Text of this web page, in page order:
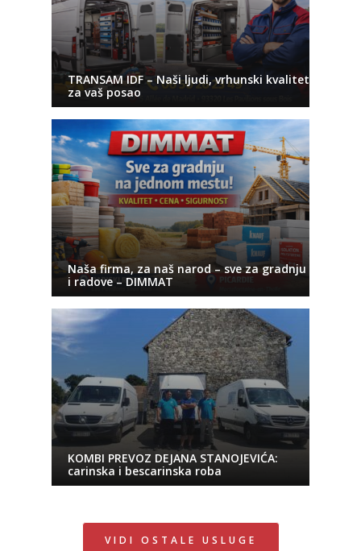
TRANSAM IDF – Naši ljudi, vrhunski kvalitet
za vaš posao
Naša firma, za naš narod – sve za gradnju
i radove – DIMMAT
KOMBI PREVOZ DEJANA STANOJEVIĆA:
carinska i bescarinska roba
VIDI OSTALE USLUGE